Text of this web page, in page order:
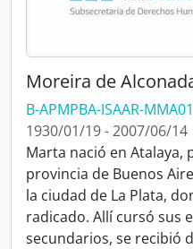
Moreira de
B-APMPBA-ISAAR-MMA01
1930/01/19 - 2007/06/14
Marta nació en Atalaya,
provincia de Buenos
la ciudad de La Plata,
radicado. Allí cursó sus
secundarios, se recibió